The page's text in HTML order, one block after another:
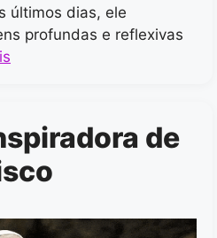
últimos dias, ele
profundas e reflexivas
de